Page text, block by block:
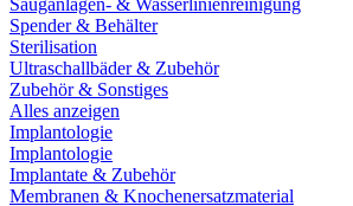
Sauganlagen- & Wasserlinienreinigung
Spender & Behälter
Sterilisation
Ultraschallbäder & Zubehör
Zubehör & Sonstiges
Alles anzeigen
Implantologie
Implantologie
Implantate & Zubehör
Membranen & Knochenersatzmaterial